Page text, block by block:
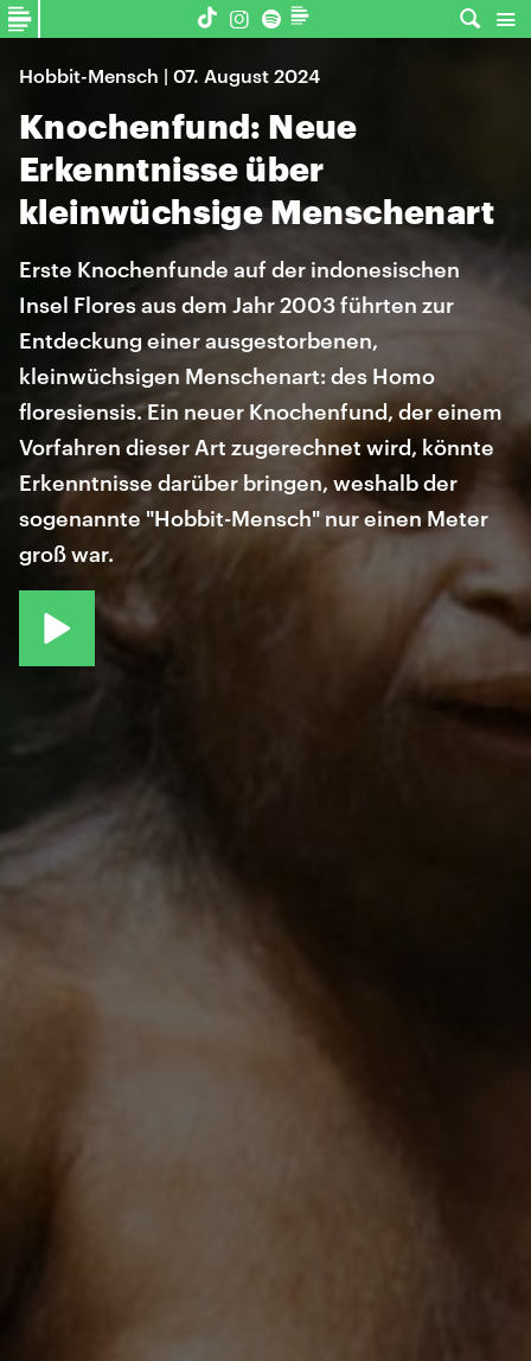
Hobbit-Mensch | 07. August 2024
Knochenfund: Neue
Erkenntnisse über
kleinwüchsige Menschenart
Erste Knochenfunde auf der indonesischen
Insel Flores aus dem Jahr 2003 führten zur
Entdeckung einer ausgestorbenen,
kleinwüchsigen Menschenart: des Homo
floresiensis. Ein neuer Knochenfund, der einem
Vorfahren dieser Art zugerechnet wird, könnte
Erkenntnisse darüber bringen, weshalb der
sogenannte "Hobbit-Mensch" nur einen Meter
groß war.